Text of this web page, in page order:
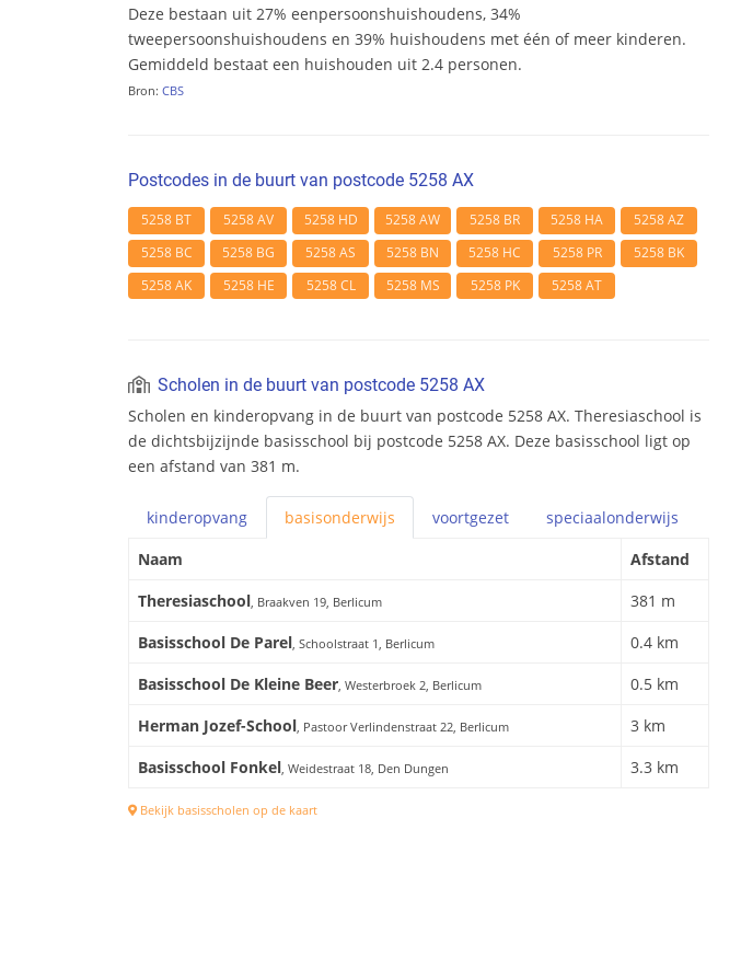
Deze bestaan uit 27% eenpersoonshuishoudens, 34%
tweepersoonshuishoudens en 39% huishoudens met één of meer kinderen.
Gemiddeld bestaat een huishouden uit 2.4 personen.
Bron: CBS
Postcodes in de buurt van postcode 5258 AX
5258 BT 5258 AV 5258 HD 5258 AW 5258 BR 5258 HA
5258 AZ
5258 BC
5258 BG 5258 AS 5258 BN 5258 HC 5258 PR
5258 BK
5258 AK
5258 HE 5258 CL 5258 MS 5258 PK 5258 AT
Scholen in de buurt van postcode 5258 AX
Scholen en kinderopvang in de buurt van postcode 5258 AX. Theresiaschool is
de dichtsbijzijnde basisschool bij postcode 5258 AX. Deze basisschool ligt op
een afstand van 381 m.
kinderopvang basisonderwijs voortgezet speciaalonderwijs
Naam
Afstand
Theresiaschool, Braakven 19, Berlicum
381 m
Basisschool De Parel, Schoolstraat 1, Berlicum
0.4 km
Basisschool De Kleine Beer, Westerbroek 2, Berlicum
0.5 km
Herman Jozef-School, Pastoor Verlindenstraat 22, Berlicum
3 km
Basisschool Fonkel, Weidestraat 18, Den Dungen 3.3 km
Bekijk basisscholen op de kaart